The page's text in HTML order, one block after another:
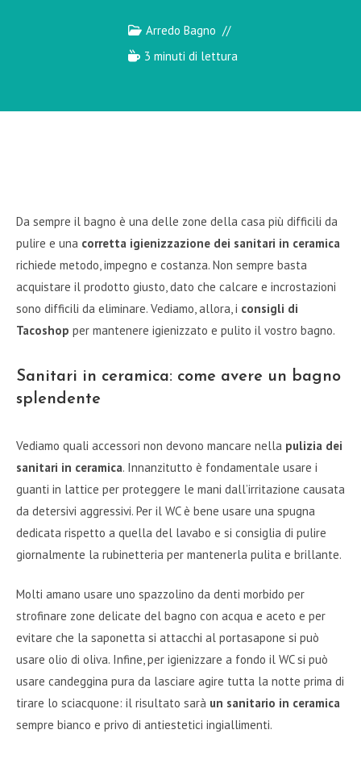
Arredo Bagno
3 minuti di lettura
Da sempre il bagno è una delle zone della casa più difficili da
pulire e una corretta igienizzazione dei sanitari in ceramica
richiede metodo, impegno e costanza. Non sempre basta
acquistare il prodotto giusto, dato che calcare e incrostazioni
sono difficili da eliminare. Vediamo, allora, i consigli di
Tacoshop per mantenere igienizzato e pulito il vostro bagno.
Sanitari in ceramica: come avere un bagno
splendente
Vediamo quali accessori non devono mancare nella pulizia dei
sanitari in ceramica. Innanzitutto è fondamentale usare i
guanti in lattice per proteggere le mani dall’irritazione causata
da detersivi aggressivi. Per il WC è bene usare una spugna
dedicata rispetto a quella del lavabo e si consiglia di pulire
giornalmente la rubinetteria per mantenerla pulita e brillante.
Molti amano usare uno spazzolino da denti morbido per
strofinare zone delicate del bagno con acqua e aceto e per
evitare che la saponetta si attacchi al portasapone si può
usare olio di oliva. Infine, per igienizzare a fondo il WC si può
usare candeggina pura da lasciare agire tutta la notte prima di
tirare lo sciacquone: il risultato sarà un sanitario in ceramica
sempre bianco e privo di antiestetici ingiallimenti.